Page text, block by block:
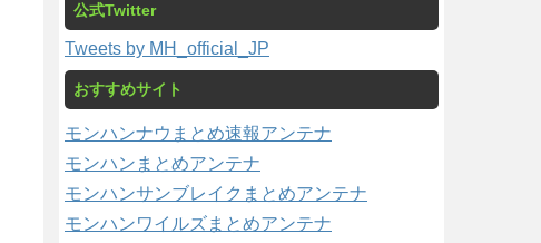
公式Twitter
Tweets by MH_official_JP
おすすめサイト
モンハンナウまとめ速報アンテナ
モンハンまとめアンテナ
モンハンサンブレイクまとめアンテナ
モンハンワイルズまとめアンテナ